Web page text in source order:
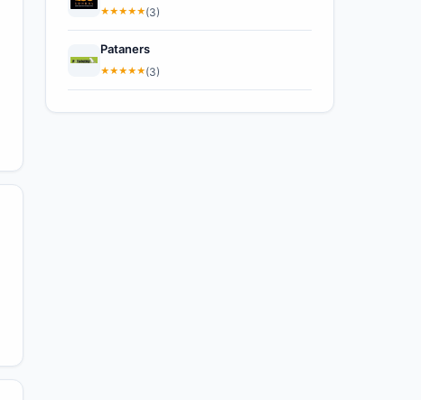
★★★★★(3)
Pataners
★★★★★(3)